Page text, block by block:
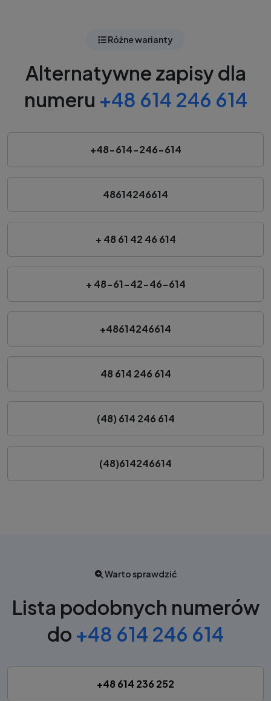
Różne warianty
Alternatywne zapisy dla
numeru +48 614 246 614
+48-614-246-614
48614246614
+ 48 61 42 46 614
+ 48-61-42-46-614
+48614246614
48 614 246 614
(48) 614 246 614
(48)614246614
Warto sprawdzić
Lista podobnych numerów
do +48 614 246 614
+48 614 236 252